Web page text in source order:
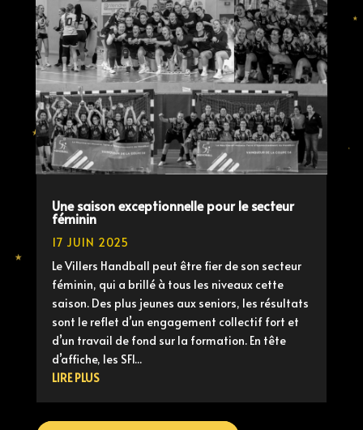
Une saison exceptionnelle pour le secteur
féminin
17 JUIN 2025
Le Villers Handball peut être fier de son secteur
féminin, qui a brillé à tous les niveaux cette
saison. Des plus jeunes aux seniors, les résultats
sont le reflet d’un engagement collectif fort et
d’un travail de fond sur la formation. En tête
d’affiche, les SF1...
LIRE PLUS